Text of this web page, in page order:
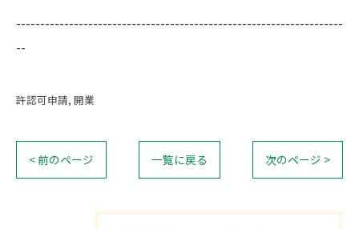
--------------------------------------------------------------------
--
許認可申請 開業
< 前のページ 一覧に戻る 次のページ >